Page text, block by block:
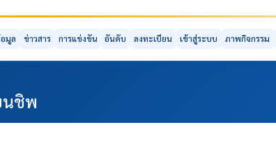
มูล ข่าวสาร การแข่งขัน อันดับ ลงทะเบียน เข้าสู่ระบบ ภาพกิจกรรม
นชิพ